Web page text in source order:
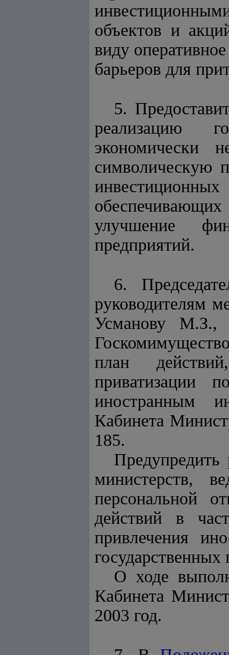
объектов и
виду
барьеров для
5.
реализацию
экономически
символическую
улучшение
предприятий.
6.
руководителям
Усманову М.З.,
план
приватизации
иностранным
Кабинета
185.
Предупредить
министерств,
персональной
действий в
привлечения
О ходе
Кабинета
2003 год.